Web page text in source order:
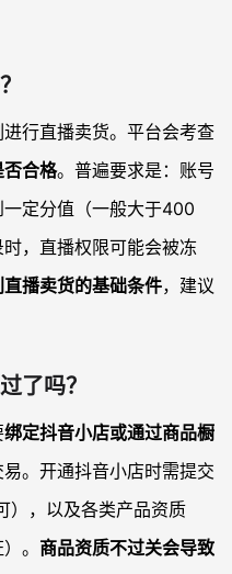
行直播卖货。平台会考查
合格。普遍要求是：账号
定分值（一般大于400
，直播权限可能会被冻
播卖货的基础条件，建议
了吗？
绑定抖音小店或通过商品橱
。开通抖音小店时需提交
），以及各类产品资质
。 商品资质不过关会导致